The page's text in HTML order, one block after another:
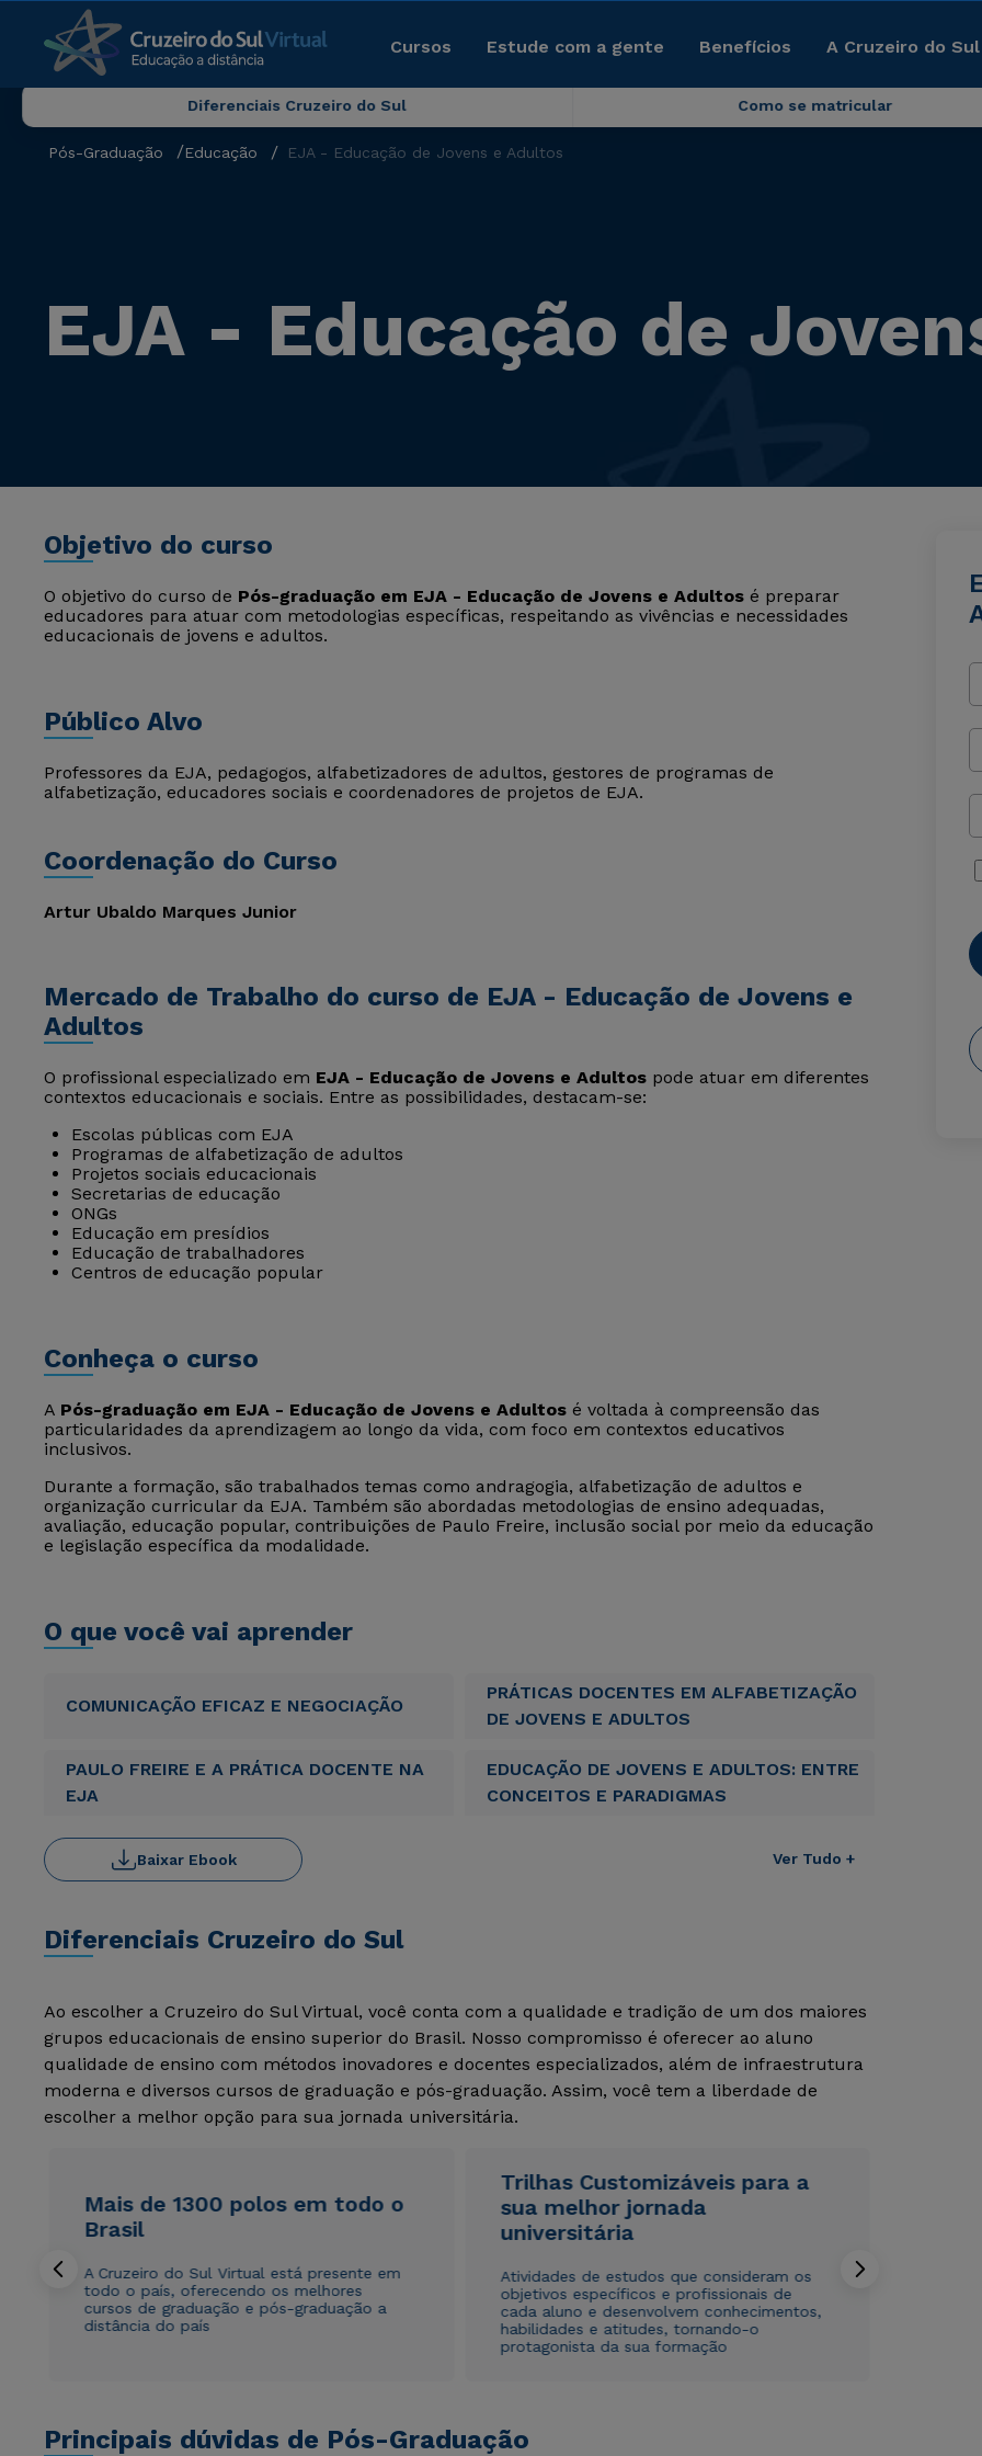
Cursos Estude com a gente Benefícios A Cruzeiro do
Diferenciais Cruzeiro do Sul Como se matricular
Pós-Graduação Educação EJA - Educação de Jovens e Adultos
EJA - Educação de
Objetivo do curso
O objetivo do curso de Pós-graduação em EJA - Educação de Jovens e Adultos é preparar
educadores para atuar com metodologias específicas, respeitando as vivências e necessidades
educacionais de jovens e adultos.
Público Alvo
Professores da EJA, pedagogos, alfabetizadores de adultos, gestores de programas de
alfabetização, educadores sociais e coordenadores de projetos de EJA.
Coordenação do Curso
Artur Ubaldo Marques Junior
Mercado de Trabalho do curso de EJA - Educação de Jovens e
Adultos
O profissional especializado em EJA - Educação de Jovens e Adultos pode atuar em diferentes
contextos educacionais e sociais. Entre as possibilidades, destacam-se:
Escolas públicas com EJA
Programas de alfabetização de adultos
Projetos sociais educacionais
Secretarias de educação
ONGs
Educação em presídios
Educação de trabalhadores
Centros de educação popular
Conheça o curso
A Pós-graduação em EJA - Educação de Jovens e Adultos é voltada à compreensão das
particularidades da aprendizagem ao longo da vida, com foco em contextos educativos
inclusivos.
Durante a formação, são trabalhados temas como andragogia, alfabetização de adultos e
organização curricular da EJA. Também são abordadas metodologias de ensino adequadas,
avaliação, educação popular, contribuições de Paulo Freire, inclusão social por meio da educação
e legislação específica da modalidade.
O que você vai aprender
COMUNICAÇÃO EFICAZ E NEGOCIAÇÃO
PRÁTICAS DOCENTES EM ALFABETIZAÇÃO
DE JOVENS E ADULTOS
PAULO FREIRE E A PRÁTICA DOCENTE NA
EJA
EDUCAÇÃO DE JOVENS E ADULTOS: ENTRE
CONCEITOS E PARADIGMAS
Ver Tudo +
Baixar Ebook
Diferenciais Cruzeiro do Sul
Ao escolher a Cruzeiro do Sul Virtual, você conta com a qualidade e tradição de um dos maiores
grupos educacionais de ensino superior do Brasil. Nosso compromisso é oferecer ao aluno
qualidade de ensino com métodos inovadores e docentes especializados, além de infraestrutura
moderna e diversos cursos de graduação e pós-graduação. Assim, você tem a liberdade de
escolher a melhor opção para sua jornada universitária.
Mais de 1300 polos em todo o
Brasil
A Cruzeiro do Sul Virtual está presente em
todo o país, oferecendo os melhores
cursos de graduação e pós-graduação a
distância do país
Trilhas Customizáveis para a
sua melhor jornada
universitária
Atividades de estudos que consideram os
objetivos específicos e profissionais de
cada aluno e desenvolvem conhecimentos,
habilidades e atitudes, tornando-o
protagonista da sua formação
Principais dúvidas de Pós-Graduação
Rápido e fácil
WhatsApp
ou
Estou de acordo com a Política de Privacidade.
autorizo que meus dados sejam utilizados para o
envio de conteúdos da Cruzeiro do Sul.
Rápido e fácil
WhatsApp
ou
Estou de acordo com a Política de Privacidade.
autorizo que meus dados sejam utilizados para o
envio de conteúdos da Cruzeiro do Sul.